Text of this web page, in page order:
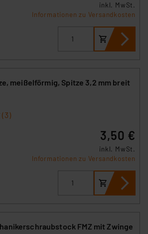
inkl. MwSt.
Informationen zu Versandkosten
meißelförmig, Spitze 3,2 mm breit
(3)
3,50 €
inkl. MwSt.
Informationen zu Versandkosten
FMZ mit Zwinge